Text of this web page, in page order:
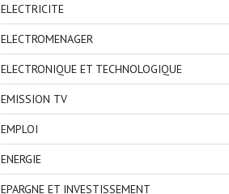
ELECTRICITE
ELECTROMENAGER
ELECTRONIQUE ET TECHNOLOGIQUE
EMISSION TV
EMPLOI
ENERGIE
EPARGNE ET INVESTISSEMENT